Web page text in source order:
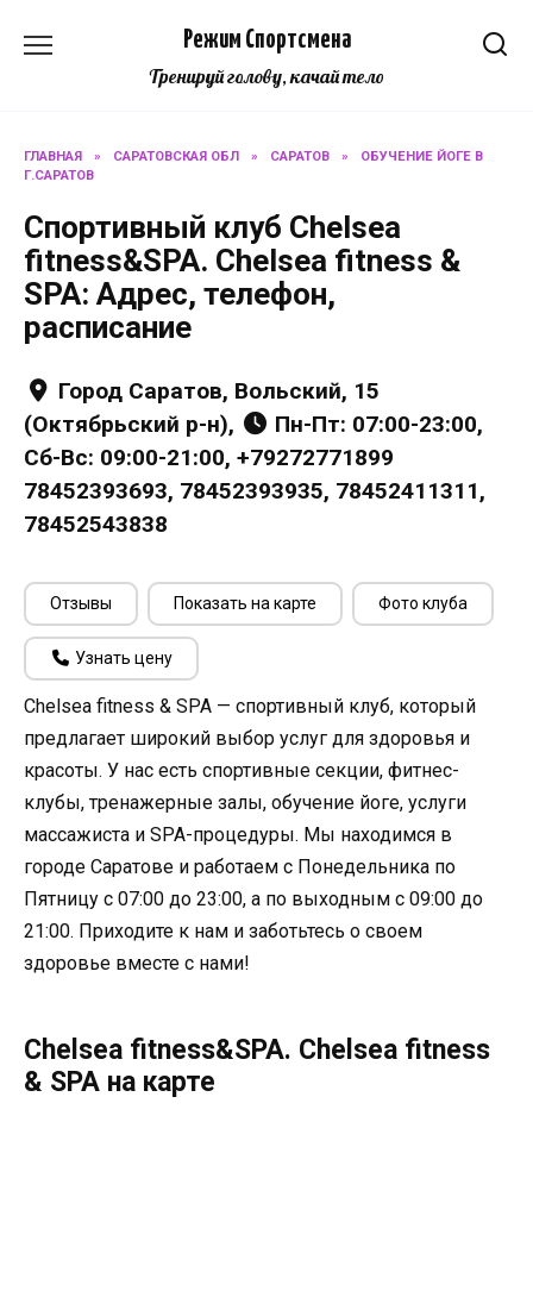
Режим Спортсмена
Тренируй голову, качай тело
ГЛАВНАЯ » САРАТОВСКАЯ ОБЛ » САРАТОВ »
ОБУЧЕНИЕ ЙОГЕ В
Г.САРАТОВ
Спортивный клуб Chelsea
fitness&SPA. Chelsea fitness &
SPA: Адрес, телефон,
расписание
Город Саратов, Вольский, 15
(Октябрьский р-н),
Пн-Пт: 07:00-23:00,
Сб-Вс: 09:00-21:00, +79272771899
78452393693, 78452393935, 78452411311,
78452543838
Отзывы Показать на карте Фото клуба
Узнать цену
Chelsea fitness & SPA — спортивный клуб, который
предлагает широкий выбор услуг для здоровья и
красоты. У нас есть спортивные секции, фитнес-
клубы, тренажерные залы, обучение йоге, услуги
массажиста и SPA-процедуры. Мы находимся в
городе Саратове и работаем с Понедельника по
Пятницу с 07:00 до 23:00, а по выходным с 09:00 до
21:00. Приходите к нам и заботьтесь о своем
здоровье вместе с нами!
Chelsea fitness&SPA. Chelsea fitness
& SPA на карте